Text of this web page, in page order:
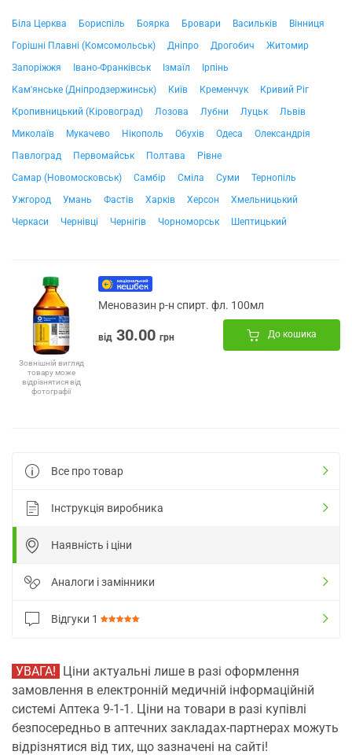
Біла Церква Бориспіль Боярка Бровари Васильків
Вінниця
Горішні Плавні (Комсомольськ)
Дніпро Дрогобич
Житомир
Запоріжжя
Івано-Франківськ Ізмаїл
Ірпінь
Кам'янське (Дніпродзержинськ)
Київ Кременчук
Кривий Ріг
Кропивницький (Кіровоград)
Лозова Лубни Луцьк
Львів
Миколаїв
Мукачево Нікополь Обухів Одеса
Олександрія
Павлоград
Первомайськ Полтава
Рівне
Самар (Новомосковськ)
Самбір Сміла Суми
Тернопіль
Ужгород
Умань Фастів Харків Херсон
Хмельницький
Черкаси
Чернівці Чернігів Чорноморськ Шептицький
Зовнішній вигляд
товару може
відрізнятися від
фотографії
Меновазин р-н спирт. фл. 100мл
від 30.00 грн До кошика
Все про товар
Інструкція виробника
Наявність і ціни
Аналоги і замінники
Відгуки 1
УВАГА! Ціни актуальні лише в разі оформлення
замовлення в електронній медичній інформаційній
системі Аптека 9-1-1. Ціни на товари в разі купівлі
безпосередньо в аптечних закладах-партнерах можуть
відрізнятися від тих, що зазначені на сайті!